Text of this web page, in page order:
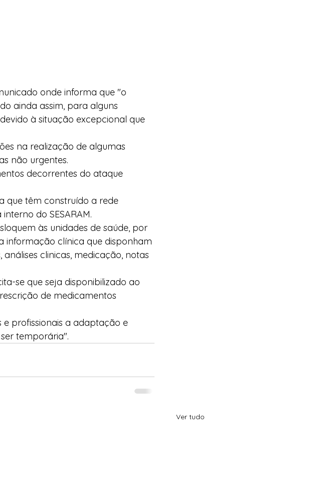
onde informa que "o
ainda assim, para alguns
à situação excepcional que
na realização de algumas
não urgentes.
decorrentes do ataque
que têm construído a rede
do SESARAM.
às unidades de saúde, por
informação clínica que disponham
clinicas, medicação, notas
se que seja disponibilizado ao
de medicamentos
e profissionais a adaptação e
temporária".
Ver tudo